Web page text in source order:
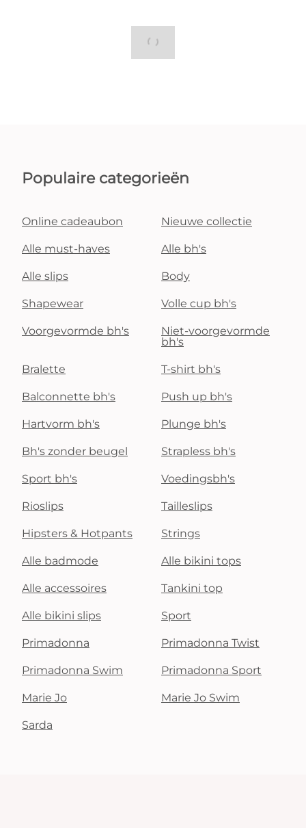
Populaire categorieën
Online cadeaubon Nieuwe collectie
Alle must-haves Alle bh's
Alle slips Body
Shapewear Volle cup bh's
Voorgevormde bh's
Niet-voorgevormde
bh's
Bralette T-shirt bh's
Balconnette bh's Push up bh's
Hartvorm bh's Plunge bh's
Bh's zonder beugel Strapless bh's
Sport bh's Voedingsbh's
Rioslips Tailleslips
Hipsters & Hotpants Strings
Alle badmode Alle bikini tops
Alle accessoires Tankini top
Alle bikini slips Sport
Primadonna Primadonna Twist
Primadonna Swim Primadonna Sport
Marie Jo Marie Jo Swim
Sarda